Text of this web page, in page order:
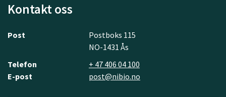
Kontakt oss
Post
Postboks 115
NO-1431 Ås
Telefon
+ 47 406 04 100
E-post
post@nibio.no